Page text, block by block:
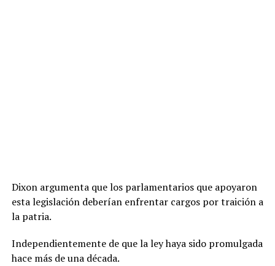
Dixon argumenta que los parlamentarios que apoyaron
esta legislación deberían enfrentar cargos por traición a
la patria.
Independientemente de que la ley haya sido promulgada
hace más de una década.